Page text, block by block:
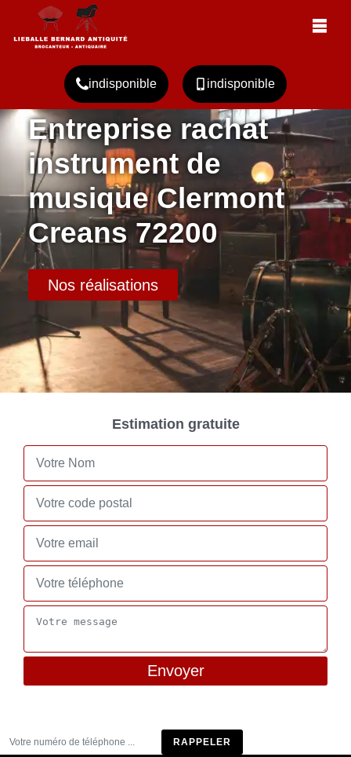
indisponible indisponible
Entreprise rachat
instrument de
musique Clermont
Creans 72200
Nos réalisations
Estimation gratuite